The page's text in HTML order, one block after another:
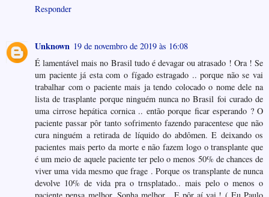
Responder
Unknown 19 de novembro de 2019 às 16:08
É lamentável mais no Brasil tudo é devagar ou atrasado ! Ora ! Se
um paciente já esta com o fígado estragado .. porque não se vai
trabalhar com o paciente mais ja tendo colocado o nome dele na
lista de trasplante porque ninguém nunca no Brasil foi curado de
uma cirrose hepática cornica .. então porque ficar esperando ? O
paciente passar pôr tanto sofrimento fazendo paracentese que não
cura ninguém a retirada de líquido do abdômen. E deixando os
pacientes mais perto da morte e não fazem logo o transplante que
é um meio de aquele paciente ter pelo o menos 50% de chances de
viver uma vida mesmo que frage . Porque os transplante de nunca
devolve 10% de vida pra o trnsplatado.. mais pelo o menos o
paciente pensa melhor. Sonha melhor . E pôr aí vai.! ( Eu Paulo